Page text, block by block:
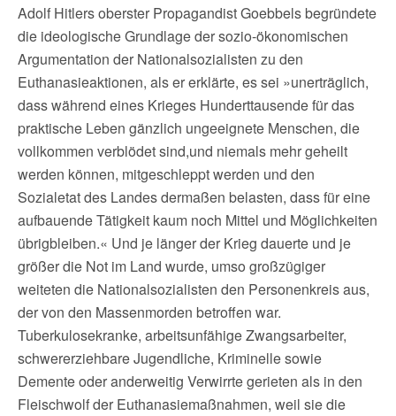
Adolf Hitlers oberster Propagandist Goebbels begründete
die ideologische Grundlage der sozio-ökonomischen
Argumentation der Nationalsozialisten zu den
Euthanasieaktionen, als er erklärte, es sei »unerträglich,
dass während eines Krieges Hunderttausende für das
praktische Leben gänzlich ungeeignete Menschen, die
vollkommen verblödet sind,und niemals mehr geheilt
werden können, mitgeschleppt werden und den
Sozialetat des Landes dermaßen belasten, dass für eine
aufbauende Tätigkeit kaum noch Mittel und Möglichkeiten
übrigbleiben.« Und je länger der Krieg dauerte und je
größer die Not im Land wurde, umso großzügiger
weiteten die Nationalsozialisten den Personenkreis aus,
der von den Massenmorden betroffen war.
Tuberkulosekranke, arbeitsunfähige Zwangsarbeiter,
schwererziehbare Jugendliche, Kriminelle sowie
Demente oder anderweitig Verwirrte gerieten als in den
Fleischwolf der Euthanasiemaßnahmen, weil sie die